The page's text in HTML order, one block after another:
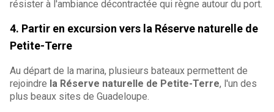
résister à l'ambiance décontractée qui règne autour du port.
4. Partir en excursion vers la Réserve naturelle de
Petite-Terre
Au départ de la marina, plusieurs bateaux permettent de
rejoindre la Réserve naturelle de Petite-Terre, l'un des
plus beaux sites de Guadeloupe.